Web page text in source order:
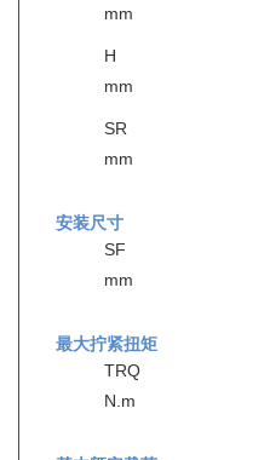
mm
H
mm
SR
mm
安装尺寸
SF
mm
最大拧紧扭矩
TRQ
N.m